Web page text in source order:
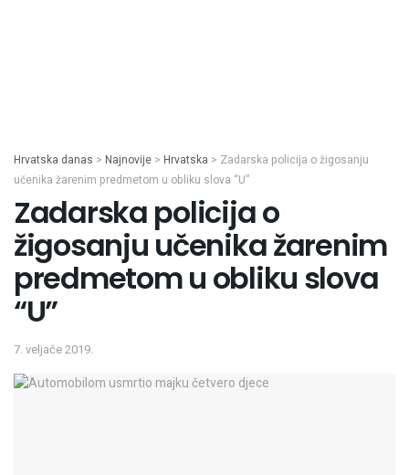
Hrvatska danas > Najnovije > Hrvatska > Zadarska policija o žigosanju
učenika žarenim predmetom u obliku slova “U”
Zadarska policija o
žigosanju učenika žarenim
predmetom u obliku slova
“U”
7. veljače 2019.